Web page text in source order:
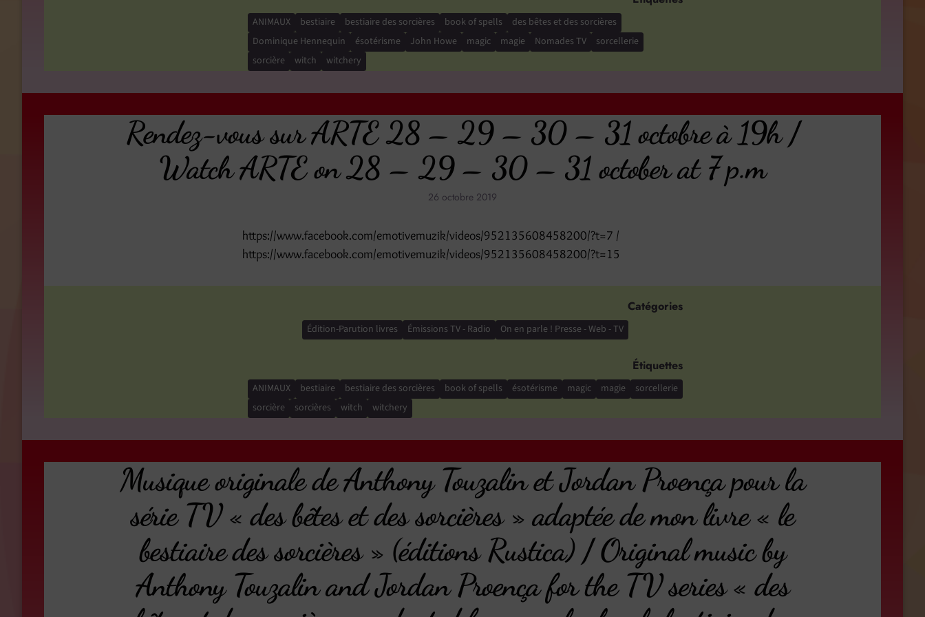
ANIMAUX bestiaire bestiaire des sorcières book of spells
des bêtes et des sorcières
Dominique Hennequin
ésotérisme John Howe magic magie Nomades TV
sorcellerie
sorcière
witch witchery
Rendez-vous sur ARTE 28 – 29 – 30 – 31 octobre à 19h /
Watch ARTE on 28 – 29 – 30 – 31 october at 7 p.m
26 octobre 2019
https://www.facebook.com/emotivemuzik/videos/952135608458200/?t=7 /
https://www.facebook.com/emotivemuzik/videos/952135608458200/?t=15
Catégories
Édition-Parution livres Émissions TV - Radio On en parle ! Presse - Web - TV
Étiquettes
ANIMAUX bestiaire bestiaire des sorcières book of spells ésotérisme magic magie
sorcellerie
sorcière
sorcières witch witchery
Musique originale de Anthony Touzalin et Jordan Proença pour la
série TV « des bêtes et des sorcières » adaptée de mon livre « le
bestiaire des sorcières » (éditions Rustica) / Original music by
Anthony Touzalin and Jordan Proença for the TV series « des